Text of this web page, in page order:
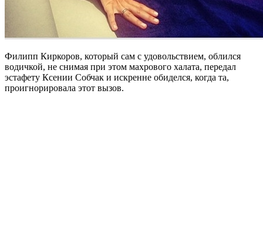
Филипп Киркоров, который сам с удовольствием, облился
водичкой, не снимая при этом махрового халата, передал
эстафету Ксении Собчак и искренне обиделся, когда та,
проигнорировала этот вызов.